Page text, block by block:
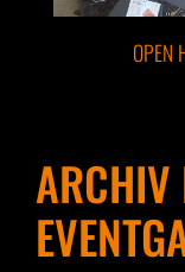
OPEN
ARCHIV